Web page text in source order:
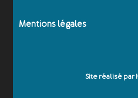
Mentions légales
Site réalisé par